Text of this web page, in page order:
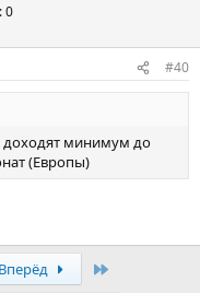
0
#40
доходят минимум до
(Европы)
Вперёд